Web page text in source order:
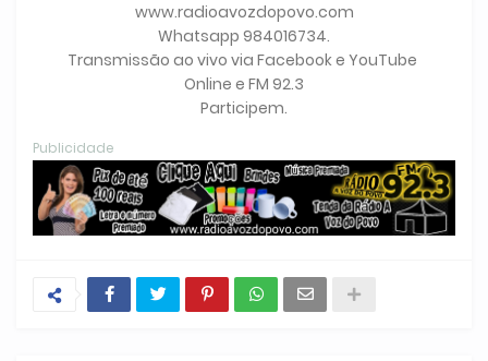
www.radioavozdopovo.com
Whatsapp 984016734.
Transmissão ao vivo via Facebook e YouTube
Online e FM 92.3
Participem.
Publicidade